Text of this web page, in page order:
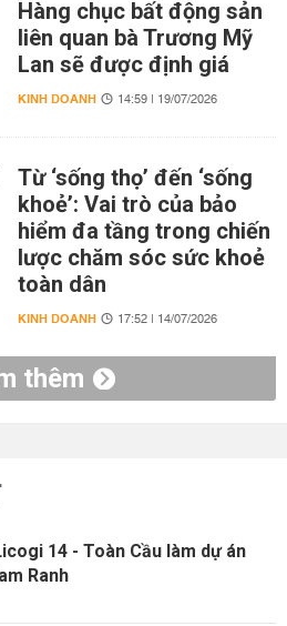
Hàng chục bất động sản
liên quan bà Trương Mỹ
Lan sẽ được định giá
KINH DOANH 14:59 | 19/07/2026
Từ ‘sống thọ’ đến ‘sống
khoẻ’: Vai trò của bảo
hiểm đa tầng trong chiến
lược chăm sóc sức khoẻ
toàn dân
KINH DOANH 17:52 | 14/07/2026
thêm
14 - Toàn Cầu làm dự án
Ranh